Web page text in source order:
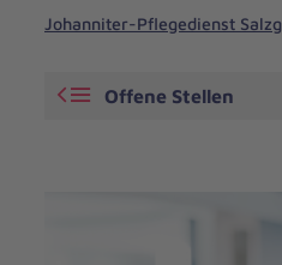
Johanniter-Pflegedienst
Offene Stellen